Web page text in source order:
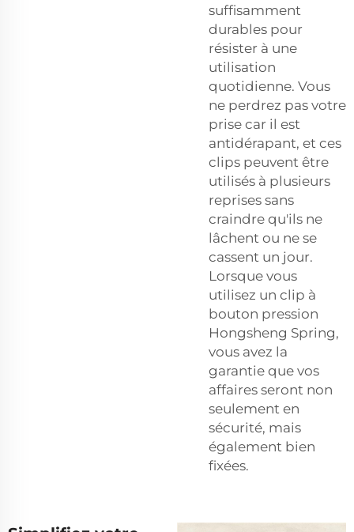
suffisamment
durables pour
résister à une
utilisation
quotidienne. Vous
ne perdrez pas votre
prise car il est
antidérapant, et ces
clips peuvent être
utilisés à plusieurs
reprises sans
craindre qu'ils ne
lâchent ou ne se
cassent un jour.
Lorsque vous
utilisez un clip à
bouton pression
Hongsheng Spring,
vous avez la
garantie que vos
affaires seront non
seulement en
sécurité, mais
également bien
fixées.